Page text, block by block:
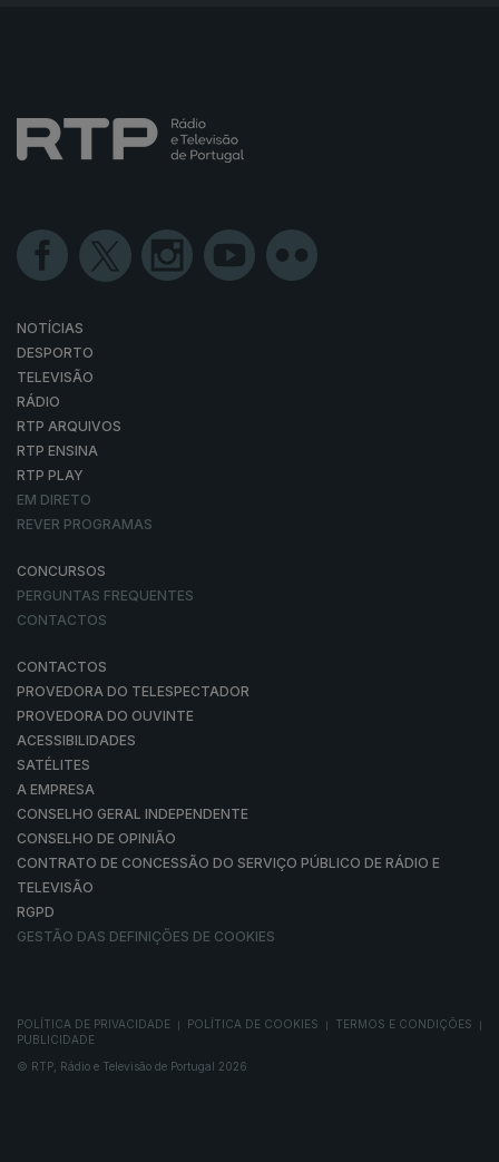
NOTÍCIAS
DESPORTO
TELEVISÃO
RÁDIO
RTP ARQUIVOS
RTP ENSINA
RTP PLAY
EM DIRETO
REVER PROGRAMAS
CONCURSOS
PERGUNTAS FREQUENTES
CONTACTOS
CONTACTOS
PROVEDORA DO TELESPECTADOR
PROVEDORA DO OUVINTE
ACESSIBILIDADES
SATÉLITES
A EMPRESA
CONSELHO GERAL INDEPENDENTE
CONSELHO DE OPINIÃO
CONTRATO DE CONCESSÃO DO SERVIÇO PÚBLICO DE RÁDIO E
TELEVISÃO
RGPD
GESTÃO DAS DEFINIÇÕES DE COOKIES
POLÍTICA DE PRIVACIDADE POLÍTICA DE COOKIES TERMOS E CONDIÇÕES
PUBLICIDADE
© RTP, Rádio e Televisão de Portugal 2026